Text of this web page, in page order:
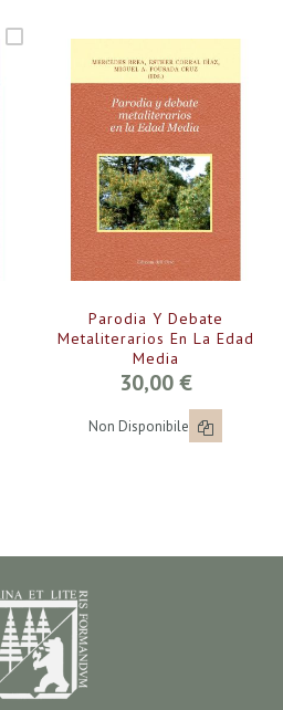
Parodia Y Debate
Metaliterarios En La Edad
Media
30,00 €
Non Disponibile